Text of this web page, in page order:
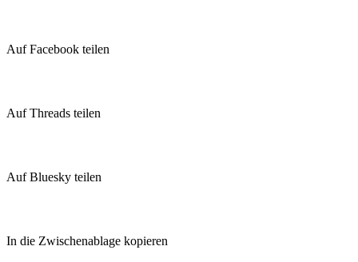
Auf Facebook teilen
Auf Threads teilen
Auf Bluesky teilen
In die Zwischenablage kopieren